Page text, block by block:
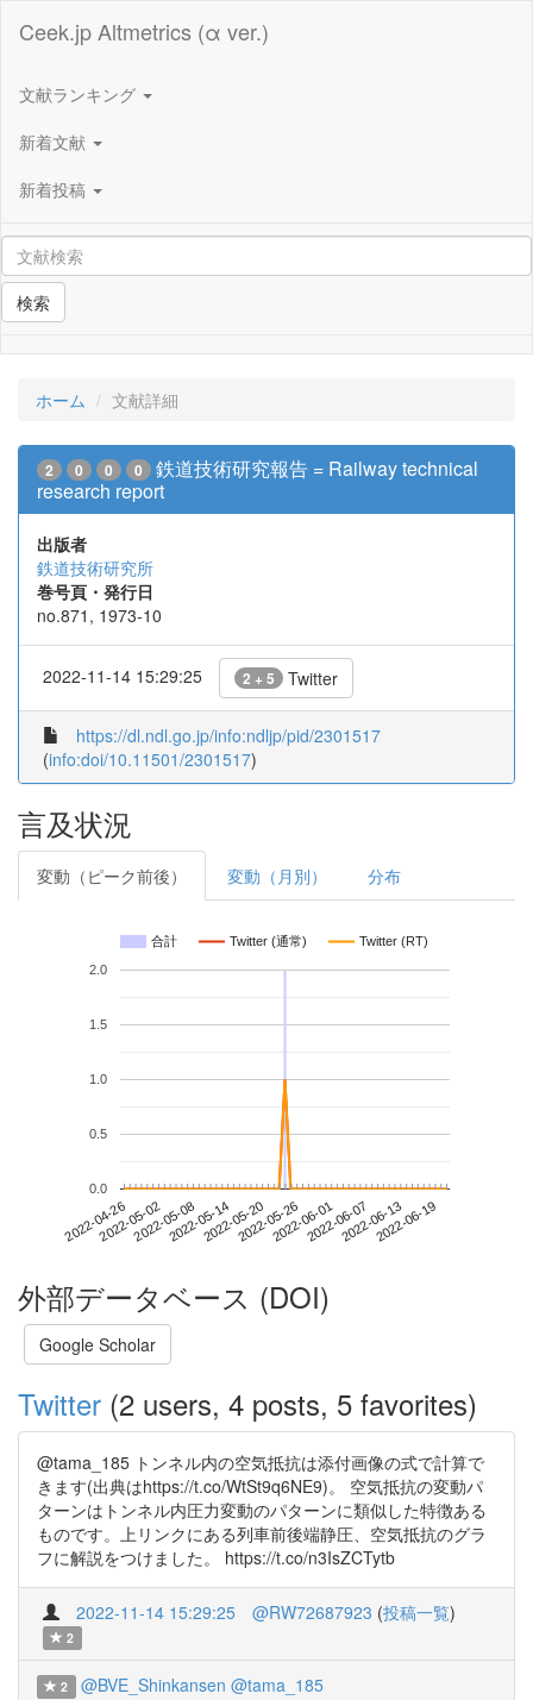
Ceek.jp Altmetrics (α ver.)
文献ランキング
新着文献
新着投稿
検索
ホーム 文献詳細
2 0 0 0
鉄道技術研究報告 = Railway technical
research report
出版者
鉄道技術研究所
巻号頁・発行日
no.871, 1973-10
2022-11-14 15:29:25 2 + 5 Twitter
https://dl.ndl.go.jp/info:ndljp/pid/2301517
(info:doi/10.11501/2301517)
言及状況
変動（ピーク前後） 変動（月別） 分布
合計 Twitter (通常) Twitter (RT)
2022-04-262022-05-022022-05-082022-05-142022-05-202022-05-262022-06-012022-06-072022-06-132022-06-19
0.0
0.5
1.0
1.5
2.0
外部データベース (DOI)
Google Scholar
Twitter (2 users, 4 posts, 5 favorites)
@tama_185 トンネル内の空気抵抗は添付画像の式で計算で
きます(出典はhttps://t.co/WtSt9q6NE9)。 空気抵抗の変動パ
ターンはトンネル内圧力変動のパターンに類似した特徴ある
ものです。上リンクにある列車前後端静圧、空気抵抗のグラ
フに解説をつけました。 https://t.co/n3IsZCTytb
2022-11-14 15:29:25 @RW72687923 (投稿一覧)
2
2 @BVE_Shinkansen @tama_185